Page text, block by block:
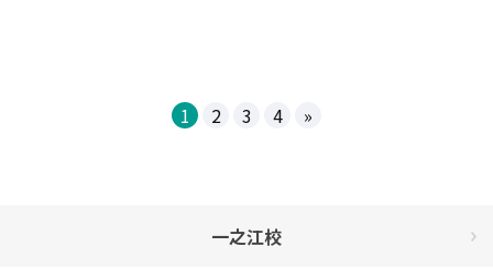
1 2 3 4 »
一之江校